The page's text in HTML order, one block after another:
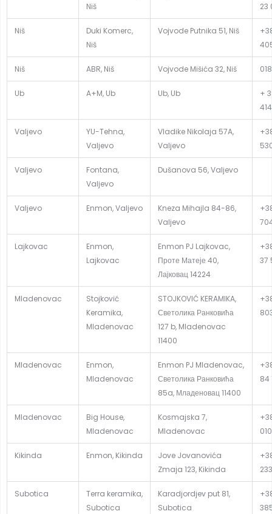
Niš
23
Niš
Duki Komerc,
Niš
Vojvode Putnika 51, Niš
Niš ABR, Niš Vojvode Mišića 32, Niš
Ub A+M, Ub Ub, Ub
+
Valjevo
YU-Tehna,
Valjevo
Vladike Nikolaja 57A,
Valjevo
Valjevo
Fontana,
Valjevo
Dušanova 56, Valjevo
Valjevo Enmon, Valjevo
Kneza Mihajla 84-86,
Valjevo
Lajkovac
Enmon,
Lajkovac
Enmon PJ Lajkovac,
Проте Матеје 40,
Лајковац 14224
37
Mladenovac
Stojković
Keramika,
Mladenovac
STOJKOVIĆ KERAMIKA,
Светолика Ранковића
127 b, Mladenovac
11400
Mladenovac
Enmon,
Mladenovac
Enmon PJ Mladenovac,
Светолика Ранковића
85a, Младеновац 11400
84
Mladenovac
Big House,
Mladenovac
Kosmajska 7,
Mladenovac
010
Kikinda Enmon, Kikinda
Jove Jovanovića
Zmaja 123, Kikinda
233
Subotica
Terra keramika,
Subotica
Karadjordjev put 81,
Subotica